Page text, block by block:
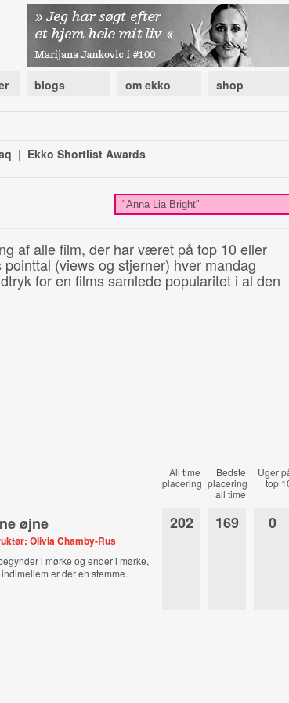
blogs om ekko shop
| Ekko Shortlist Awards
af alle film, der har været på top 10 eller
(views og stjerner) hver mandag
for en films samlede popularitet i al den
All time
placering
Bedste
placering
all time
Uger
top
øjne
Olivia Chamby-Rus
i mørke og ender i mørke,
er der en stemme.
202 169 0